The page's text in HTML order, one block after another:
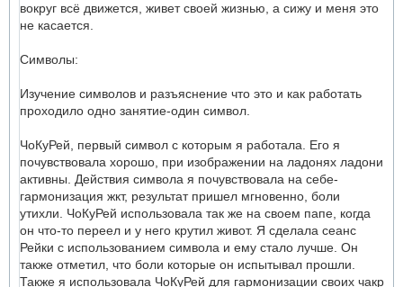
вокруг всё движется, живет своей жизнью, а сижу и меня это
не касается.
Символы:
Изучение символов и разъяснение что это и как работать
проходило одно занятие-один символ.
ЧоКуРей, первый символ с которым я работала. Его я
почувствовала хорошо, при изображении на ладонях ладони
активны. Действия символа я почувствовала на себе-
гармонизация жкт, результат пришел мгновенно, боли
утихли. ЧоКуРей использовала так же на своем папе, когда
он что-то переел и у него крутил живот. Я сделала сеанс
Рейки с использованием символа и ему стало лучше. Он
также отметил, что боли которые он испытывал прошли.
Также я использовала ЧоКуРей для гармонизации своих чакр